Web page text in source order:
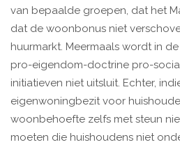
van bepaalde groepen, dat het
dat de woonbonus niet
huurmarkt. Meermaals wordt in
pro-eigendom-doctrine pro-
initiatieven niet uitsluit. Echter,
eigenwoningbezit voor
woonbehoefte zelfs met steun
moeten die huishoudens niet